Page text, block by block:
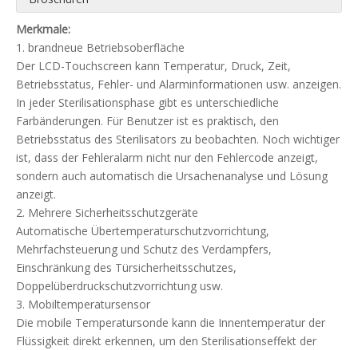
Merkmale:
1. brandneue Betriebsoberfläche
Der LCD-Touchscreen kann Temperatur, Druck, Zeit,
Betriebsstatus, Fehler- und Alarminformationen usw. anzeigen.
In jeder Sterilisationsphase gibt es unterschiedliche
Farbänderungen. Für Benutzer ist es praktisch, den
Betriebsstatus des Sterilisators zu beobachten. Noch wichtiger
ist, dass der Fehleralarm nicht nur den Fehlercode anzeigt,
sondern auch automatisch die Ursachenanalyse und Lösung
anzeigt.
2. Mehrere Sicherheitsschutzgeräte
Automatische Übertemperaturschutzvorrichtung,
Mehrfachsteuerung und Schutz des Verdampfers,
Einschränkung des Türsicherheitsschutzes,
Doppelüberdruckschutzvorrichtung usw.
3. Mobiltemperatursensor
Die mobile Temperatursonde kann die Innentemperatur der
Flüssigkeit direkt erkennen, um den Sterilisationseffekt der